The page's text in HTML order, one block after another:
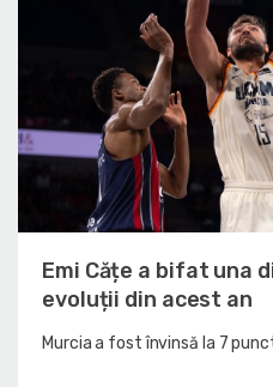
Emi Cățe a bifat una
evoluții din acest an
Murcia a fost învinsă la 7